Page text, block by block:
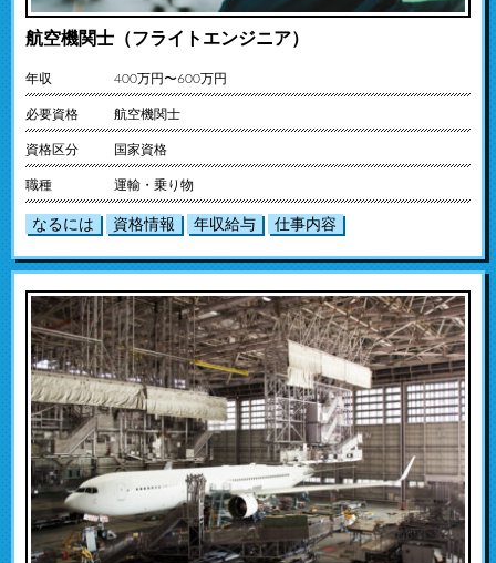
航空機関士（フライトエンジニア）
年収 400万円〜600万円
必要資格 航空機関士
資格区分 国家資格
職種 運輸・乗り物
なるには 資格情報 年収給与 仕事内容